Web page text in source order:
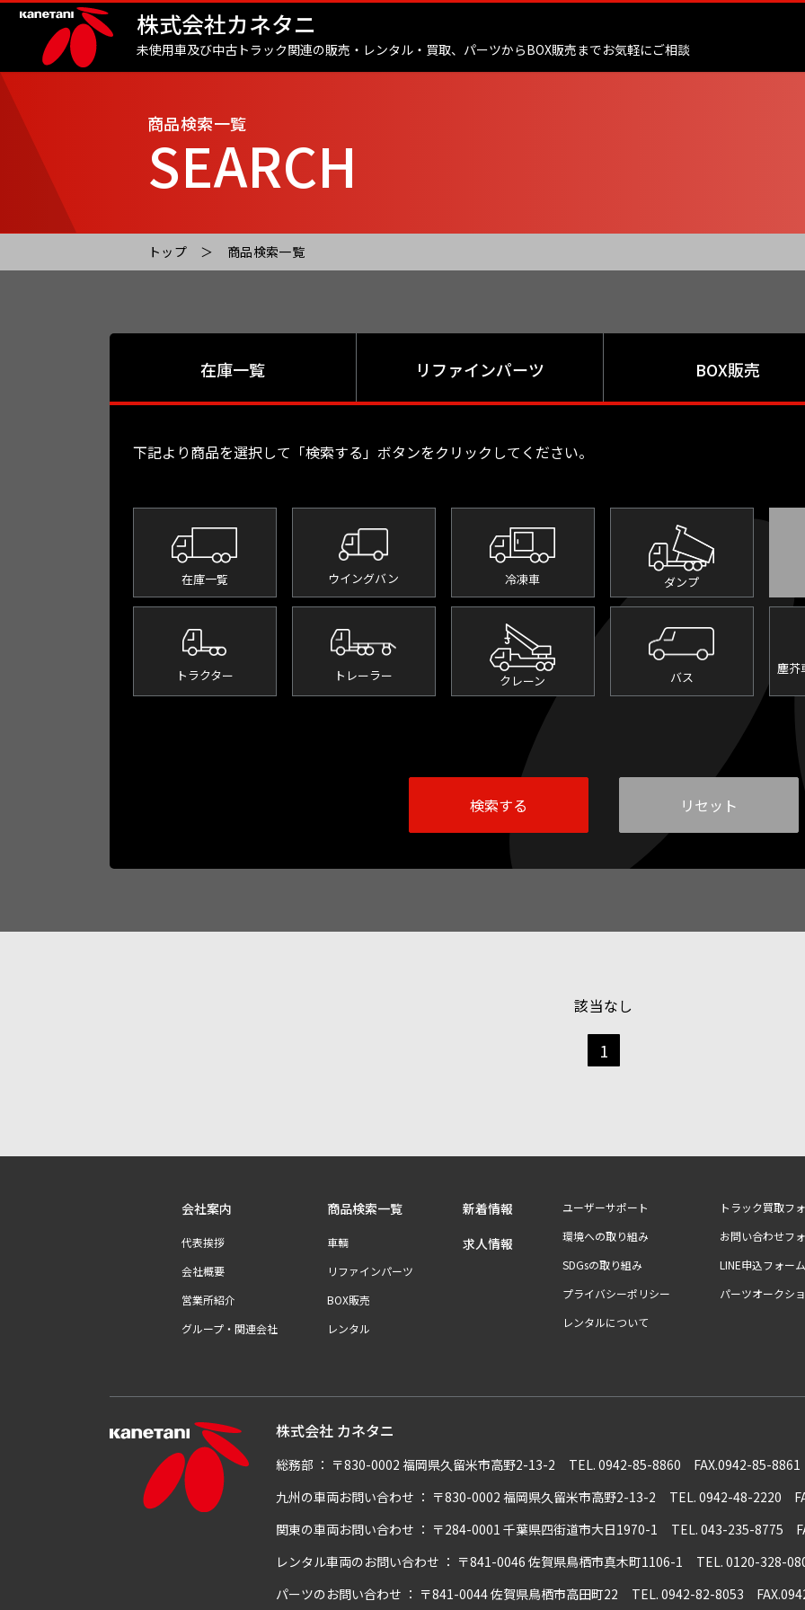
株式会社カネタニ
未使用車及び中古トラック関連の販売・レンタル・買取、 パーツからBOX販売までお気軽にご相談
商品検索一覧
SEARCH
トップ 商品検索一覧
在庫一覧 リファインパーツ BOX販売
下記より商品を選択して 「検索する」ボタンをクリックしてください。
在庫一覧 ウイングバン 冷凍車 ダンプ
トラクター トレーラー クレーン バス
塵芥
該当なし
1
会社案内
代表挨拶
会社概要
営業所紹介
グループ・関連会社
商品検索一覧
車輌
リファインパーツ
BOX販売
レンタル
新着情報
求人情報
ユーザーサポート
環境への取り組み
SDGsの取り組み
プライバシーポリシー
レンタルについて
トラック買取フ
お問い合わせフ
LINE申込フォーム
パーツオークシ
株式会社 カネタニ
総務部 ： 〒830-0002 福岡県久留米市高野2-13-2
TEL. 0942-85-8860 FAX.0942-85-8861
九州の車両お問い合わせ ： 〒830-0002 福岡県久留米市高野2-13-2
TEL. 0942-48-2220
関東の車両お問い合わせ ： 〒284-0001 千葉県四街道市大日1970-1
TEL. 043-235-8775
レンタル車両のお問い合わせ ： 〒841-0046 佐賀県鳥栖市真木町1106-1
TEL. 0120-328-
パーツのお問い合わせ ： 〒841-0044 佐賀県鳥栖市高田町22 TEL. 0942-82-8053